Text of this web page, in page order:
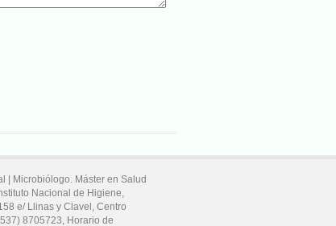
|
Microbiólogo. Máster en Salud
Nacional de Higiene,
e/ Llinas y Clavel, Centro
8705723, Horario de